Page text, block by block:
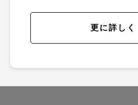
更に詳しく